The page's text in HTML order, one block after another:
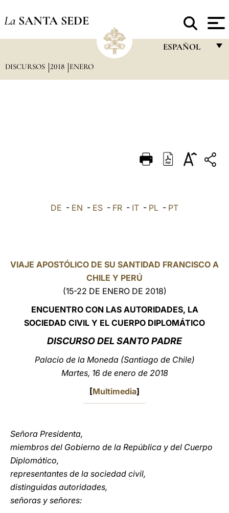
La SANTA SEDE
ESPAÑOL
DEUTSCH
العربيّة
DISCURSOS 2018 ENERO
DE - EN - ES - FR - IT - PL - PT
VIAJE APOSTÓLICO DE SU SANTIDAD FRANCISCO A
CHILE Y PERÚ
(15-22 DE ENERO DE 2018)
ENCUENTRO CON LAS AUTORIDADES, LA
SOCIEDAD CIVIL Y EL CUERPO DIPLOMÁTICO
DISCURSO DEL SANTO PADRE
Palacio de la Moneda (Santiago de Chile)
Martes, 16 de enero de 2018
[Multimedia]
Señora Presidenta,
miembros del Gobierno de la República y del Cuerpo
Diplomático,
representantes de la sociedad civil,
distinguidas autoridades,
señoras y señores: